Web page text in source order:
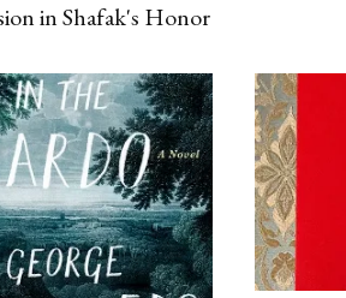
פראג, אוגוסט, 2017 PRAGUE
CZECH REPUBLIC
וארנה (מ 2015) VARNA,
BULGARIA
in Shafak's Honor